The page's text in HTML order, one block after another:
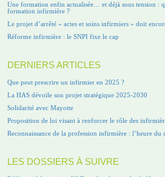
Une formation enfin actualisée… et déjà sous tension :
formation infirmière ?
Le projet d’arrêté « actes et soins infirmiers » doit
Réforme infirmière : le SNPI fixe le cap
DERNIERS ARTICLES
Que peut prescrire un infirmier en 2025 ?
La HAS dévoile son projet stratégique 2025-2030
Solidarité avec Mayotte
Proposition de loi visant à renforcer le rôle des
Reconnaissance de la profession infirmière : l’heure du
LES DOSSIERS À SUIVRE